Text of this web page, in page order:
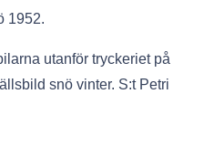
1952.
utanför tryckeriet på
snö vinter. S:t Petri